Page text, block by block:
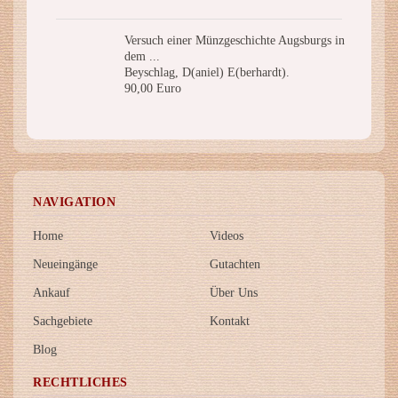
Versuch einer Münzgeschichte Augsburgs in
dem ...
Beyschlag, D(aniel) E(berhardt).
90,00 Euro
NAVIGATION
Home
Neueingänge
Ankauf
Sachgebiete
Blog
Videos
Gutachten
Über Uns
Kontakt
RECHTLICHES